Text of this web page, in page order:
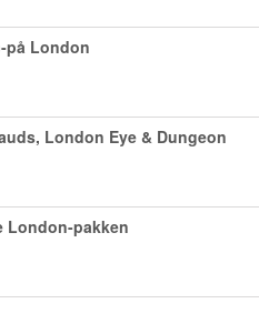
på London
London Eye & Dungeon
London-pakken